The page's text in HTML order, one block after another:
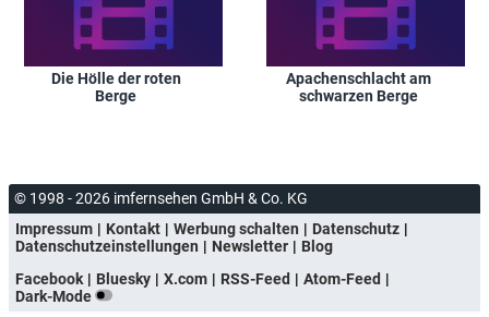
Die Hölle der roten
Berge
Apachenschlacht am
schwarzen Berge
© 1998 - 2026 imfernsehen GmbH & Co. KG
Impressum
Kontakt Werbung schalten
Datenschutz
Datenschutzeinstellungen
Newsletter
Blog
Facebook
Bluesky X.com RSS-Feed
Atom-Feed
Dark-Mode